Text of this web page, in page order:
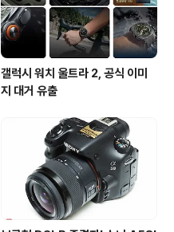
갤럭시 워치 울트라 2, 공식 이미
지 대거 유출